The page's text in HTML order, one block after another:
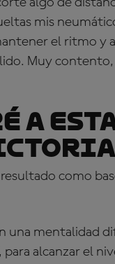
algo de
mis
el ritmo y
Muy contento,
a
como
una mentalidad
alcanzar el